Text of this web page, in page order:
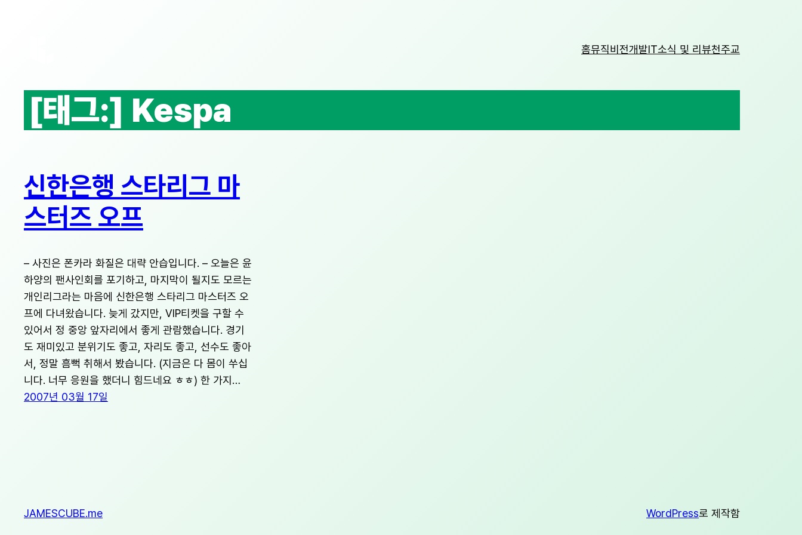
홈뮤직비전개발IT소식 및 리뷰천주교
[태그:] Kespa
신한은행 스타리그 마
스터즈 오프
– 사진은 폰카라 화질은 대략 안습입니다. – 오늘은 윤
하양의 팬사인회를 포기하고, 마지막이 될지도 모르는
개인리그라는 마음에 신한은행 스타리그 마스터즈 오
프에 다녀왔습니다. 늦게 갔지만, VIP티켓을 구할 수
있어서 정 중앙 앞자리에서 좋게 관람했습니다. 경기
도 재미있고 분위기도 좋고, 자리도 좋고, 선수도 좋아
서, 정말 흠뻑 취해서 봤습니다. (지금은 다 몸이 쑤십
니다. 너무 응원을 했더니 힘드네요 ㅎㅎ) 한 가지…
2007년 03월 17일
JAMESCUBE.me WordPress로 제작함